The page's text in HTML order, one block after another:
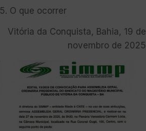
5. ⁠O que ocorrer
Vitória da Conquista, Bahia, 19 de
novembro de 2025